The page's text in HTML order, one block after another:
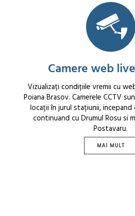
Camere web
Vizualizați condițiile vremii cu
Poiana Brasov. Camerele CCTV
locații în jurul stațiunii, incepand
continuand cu Drumul Rosu si
Postavaru.
MAI MULT